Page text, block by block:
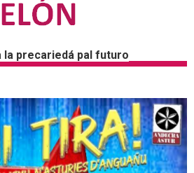
precariedá pal futuro